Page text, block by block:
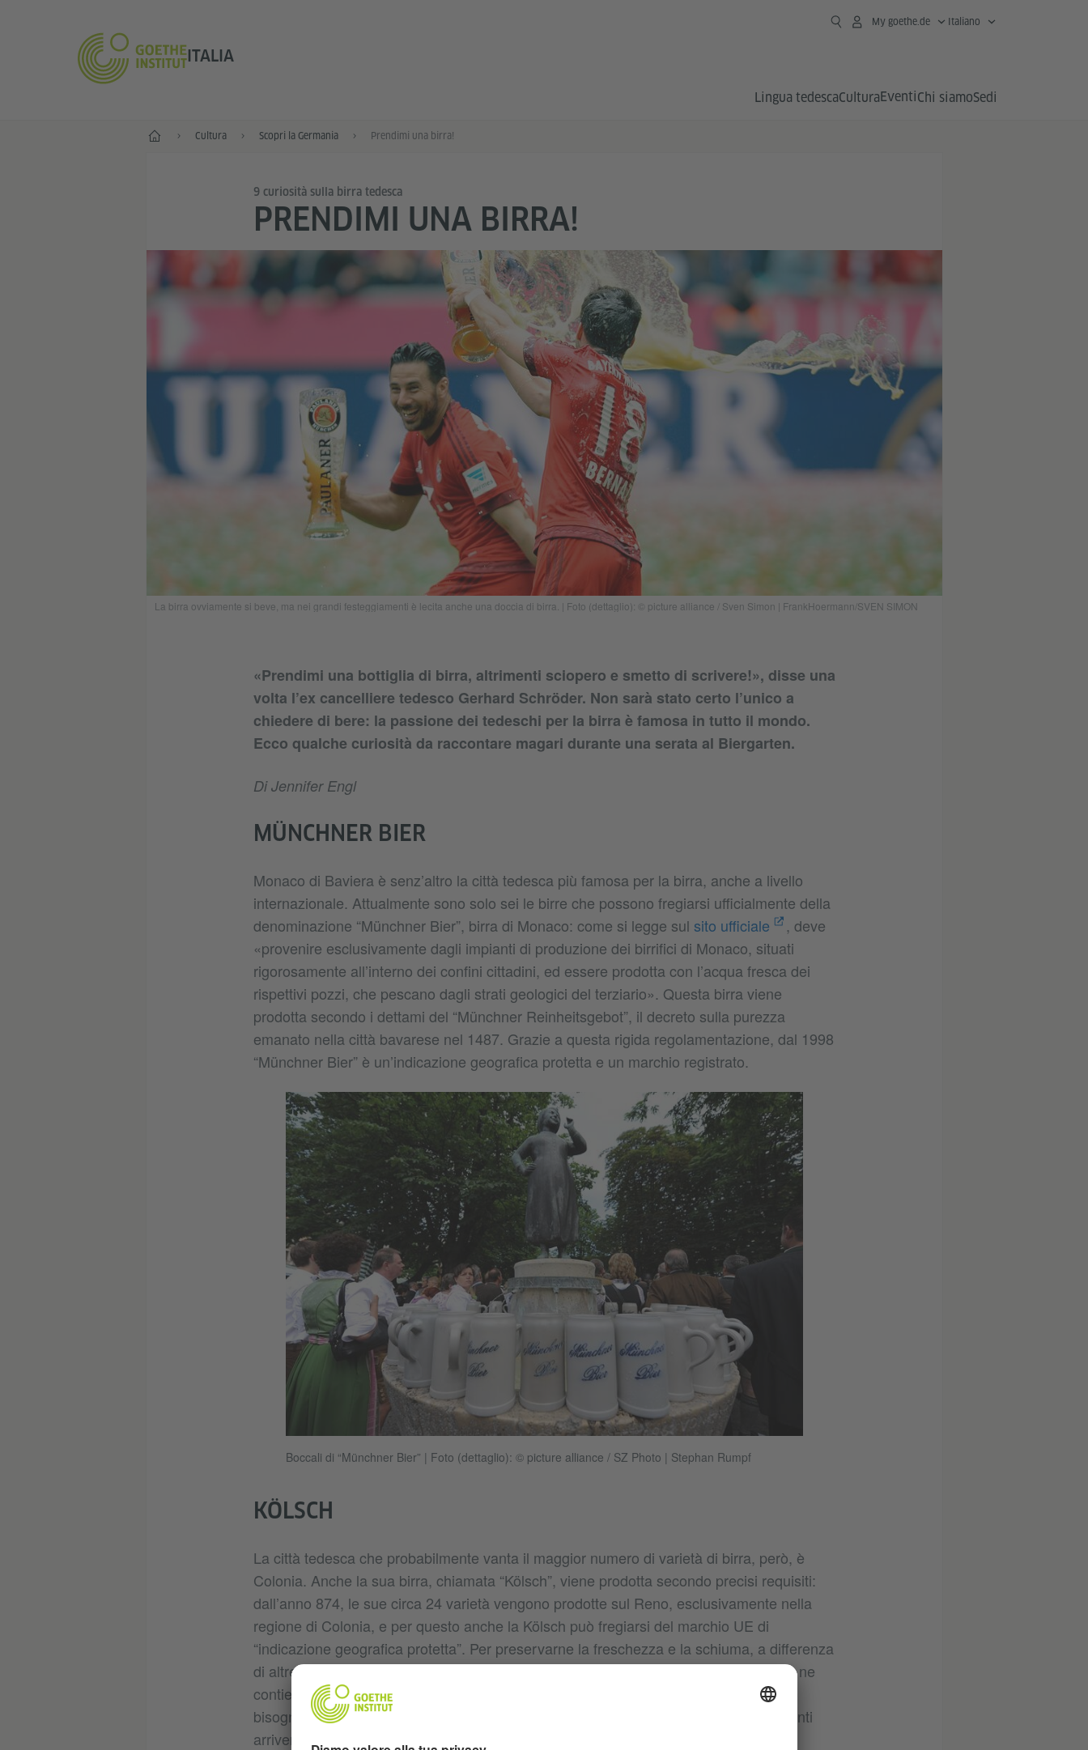
ITALIA
My goethe.de Italiano
Lingua tedescaCulturaEventiChi siamoSedi
Home Cultura Scopri la Germania Prendimi una birra!
9 curiosità sulla birra tedesca
PRENDIMI UNA BIRRA!
La birra ovviamente si beve, ma nei grandi festeggiamenti è lecita anche una doccia di birra. | Foto (dettaglio): © picture alliance / Sven Simon | FrankHoermann/SVEN SIMON
«Prendimi una bottiglia di birra, altrimenti sciopero e smetto di scrivere!», disse una
volta l’ex cancelliere tedesco Gerhard Schröder. Non sarà stato certo l’unico a
chiedere di bere: la passione dei tedeschi per la birra è famosa in tutto il mondo.
Ecco qualche curiosità da raccontare magari durante una serata al Biergarten.
Di Jennifer Engl
MÜNCHNER BIER
Monaco di Baviera è senz’altro la città tedesca più famosa per la birra, anche a livello
internazionale. Attualmente sono solo sei le birre che possono fregiarsi ufficialmente della
denominazione “Münchner Bier”, birra di Monaco: come si legge sul sito ufficiale
, deve
«provenire esclusivamente dagli impianti di produzione dei birrifici di Monaco, situati
rigorosamente all’interno dei confini cittadini, ed essere prodotta con l’acqua fresca dei
rispettivi pozzi, che pescano dagli strati geologici del terziario». Questa birra viene
prodotta secondo i dettami del “Münchner Reinheitsgebot”, il decreto sulla purezza
emanato nella città bavarese nel 1487. Grazie a questa rigida regolamentazione, dal 1998
“Münchner Bier” è un’indicazione geografica protetta e un marchio registrato.
Boccali di “Münchner Bier” | Foto (dettaglio): © picture alliance / SZ Photo | Stephan Rumpf
KÖLSCH
La città tedesca che probabilmente vanta il maggior numero di varietà di birra, però, è
Colonia. Anche la sua birra, chiamata “Kölsch”, viene prodotta secondo precisi requisiti:
dall’anno 874, le sue circa 24 varietà vengono prodotte sul Reno, esclusivamente nella
regione di Colonia, e per questo anche la Kölsch può fregiarsi del marchio UE di
“indicazione geografica protetta”. Per preservarne la freschezza e la schiuma, a differenza
di altre birre tedesche, la Kölsch va servita nel cosiddetto “Stange”, un bicchiere che ne
contiene solo 2 cl. Attenzione: una volta bevuto l’ultimo sorso, se ci si vuole fermare,
bisogna coprire il bicchiere vuoto col sottobicchiere, oppure chiedere il conto, altrimenti
arriverà in automatico un altro bicchiere di Kölsch appena spillata.